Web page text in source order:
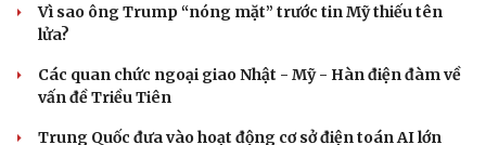
Vì sao ông Trump “nóng mặt” trước tin Mỹ thiếu tên
lửa?
Các quan chức ngoại giao Nhật - Mỹ - Hàn điện đàm về
vấn đề Triều Tiên
Trung Quốc đưa vào hoạt động cơ sở điện toán AI lớn